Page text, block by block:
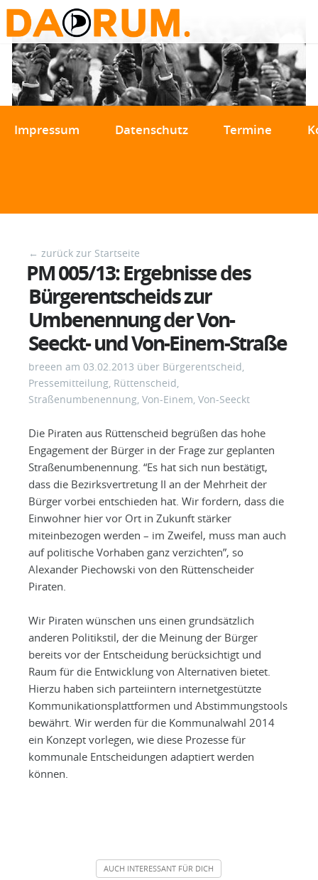
Impressum Datenschutz Termine
← zurück zur Startseite
PM 005/13: Ergebnisse des
Bürgerentscheids zur
Umbenennung der Von-
Seeckt- und Von-Einem-Straße
breeen am03.02.2013 über Bürgerentscheid,
Pressemitteilung, Rüttenscheid,
Straßenumbenennung,Von-Einem,Von-Seeckt
Die Piraten aus Rüttenscheid begrüßen das hohe
Engagement der Bürger in der Frage zur geplanten
Straßenumbenennung. “Es hat sich nun bestätigt,
dass die Bezirksvertretung II an der Mehrheit der
Bürger vorbei entschieden hat. Wir fordern, dass die
Einwohner hier vor Ort in Zukunft stärker
miteinbezogen werden – im Zweifel, muss man auch
auf politische Vorhaben ganz verzichten”, so
Alexander Piechowski von den Rüttenscheider
Piraten.
Wir Piraten wünschen uns einen grundsätzlich
anderen Politikstil, der die Meinung der Bürger
bereits vor der Entscheidung berücksichtigt und
Raum für die Entwicklung von Alternativen bietet.
Hierzu haben sich parteiintern internetgestützte
Kommunikationsplattformen und Abstimmungstools
bewährt. Wir werden für die Kommunalwahl 2014
ein Konzept vorlegen, wie diese Prozesse für
kommunale Entscheidungen adaptiert werden
können.